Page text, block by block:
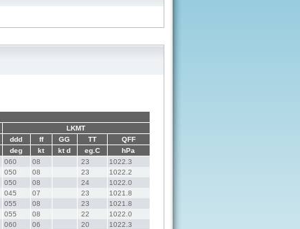
LKMT
ddd ff GG TT
QFF
deg kt kt d eg.C
hPa
060 08 23
1022.3
050 08 23
1022.2
050 08 24
1022.0
045 07 23
1021.8
055 08 23
1021.8
055 08 22
1022.0
060 06 20
1022.3